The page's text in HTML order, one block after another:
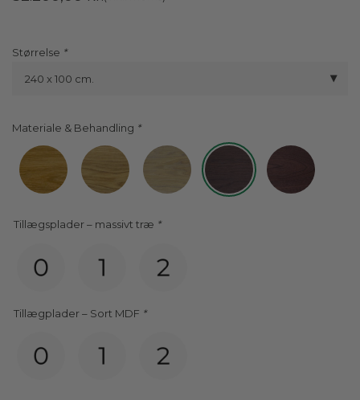
Størrelse
240 x 100 cm.
Materiale & Behandling
Tillægsplader – massivt træ *
Tillægplader – Sort MDF *